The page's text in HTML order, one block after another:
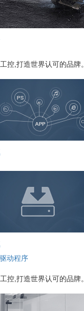
控,打造世界认可的品牌。
动程序
控,打造世界认可的品牌。